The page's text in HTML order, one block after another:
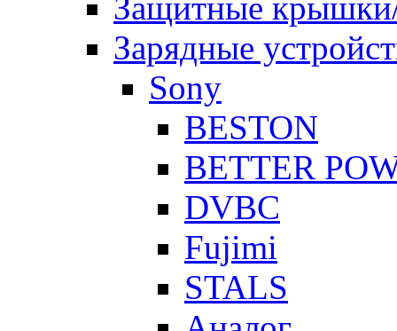
Защитные
Зарядные
Sony
BESTON
BETTER
DVBC
Fujimi
STALS